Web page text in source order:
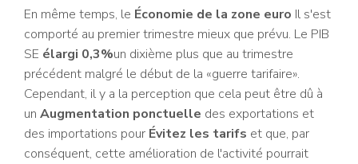
En même temps, le Économie de la zone euro Il s'est
comporté au premier trimestre mieux que prévu. Le PIB
SE élargi 0,3%un dixième plus que au trimestre
précédent malgré le début de la «guerre tarifaire».
Cependant, il y a la perception que cela peut être dû à
un Augmentation ponctuelle des exportations et
des importations pour Évitez les tarifs et que, par
conséquent, cette amélioration de l'activité pourrait